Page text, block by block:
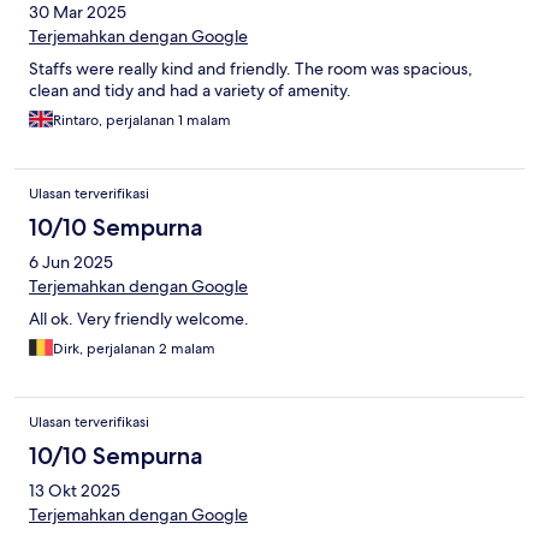
30 Mar 2025
Terjemahkan dengan Google
Staffs were really kind and friendly. The room was spacious,
clean and tidy and had a variety of amenity.
Rintaro, perjalanan 1 malam
Ulasan terverifikasi
10/10 Sempurna
6 Jun 2025
Terjemahkan dengan Google
All ok. Very friendly welcome.
Dirk, perjalanan 2 malam
Ulasan terverifikasi
10/10 Sempurna
13 Okt 2025
Terjemahkan dengan Google